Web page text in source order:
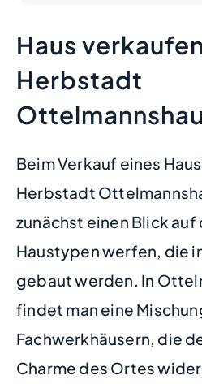
Haus
Herbstadt
Beim Verkauf eines
Herbstadt
zunächst einen Blick
Haustypen werfen, die
gebaut werden. In
findet man eine
Fachwerkhäusern, die
Charme des Ortes